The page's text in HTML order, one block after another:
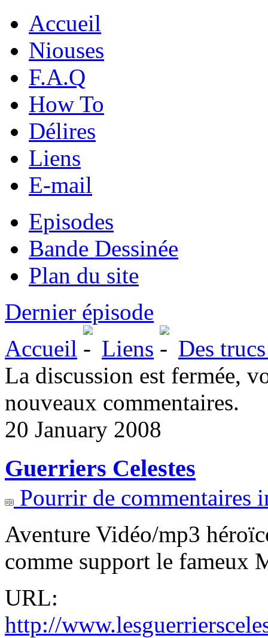
Accueil
Niouses
F.A.Q
How To
Délires
Liens
E-mail
Episodes
Bande Dessinée
Plan du site
Dernier épisode
Accueil
Liens
Des
La discussion est fermée,
nouveaux commentaires.
20 January 2008
Guerriers Celestes
Pourrir de commentaires
Aventure Vidéo/mp3
comme support le fameux
URL:
http://